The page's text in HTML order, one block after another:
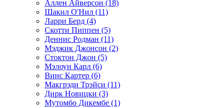
Аллен Айверсон (18)
Шакил О'Нил (11)
Ларри Берд (4)
Скотти Пиппен (5)
Деннис Родман (11)
Мэджик Джонсон (2)
Стоктон Джон (5)
Мэлоун Карл (6)
Винс Картер (6)
Макгрэди Трэйси (11)
Дирк Новицки (3)
Мутомбо Дикембе (1)